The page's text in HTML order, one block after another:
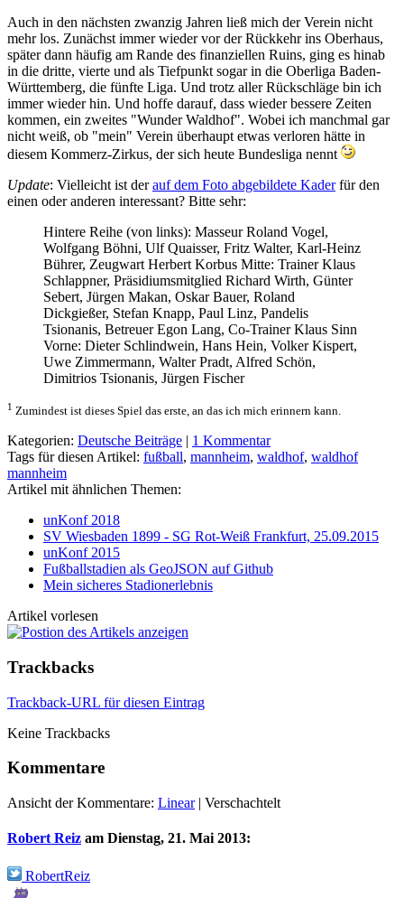
Auch in den nächsten zwanzig Jahren ließ mich der Verein nicht
mehr los. Zunächst immer wieder vor der Rückkehr ins Oberhaus,
später dann häufig am Rande des finanziellen Ruins, ging es hinab
in die dritte, vierte und als Tiefpunkt sogar in die Oberliga Baden-
Württemberg, die fünfte Liga. Und trotz aller Rückschläge bin ich
immer wieder hin. Und hoffe darauf, dass wieder bessere Zeiten
kommen, ein zweites "Wunder Waldhof". Wobei ich manchmal gar
nicht weiß, ob "mein" Verein überhaupt etwas verloren hätte in
diesem Kommerz-Zirkus, der sich heute Bundesliga nennt
Update: Vielleicht ist derauf dem Foto abgebildete Kaderfür den
einen oder anderen interessant? Bitte sehr:
Hintere Reihe (von links): Masseur Roland Vogel,
Wolfgang Böhni, Ulf Quaisser, Fritz Walter, Karl-Heinz
Bührer, Zeugwart Herbert Korbus Mitte: Trainer Klaus
Schlappner, Präsidiumsmitglied Richard Wirth, Günter
Sebert, Jürgen Makan, Oskar Bauer, Roland
Dickgießer, Stefan Knapp, Paul Linz, Pandelis
Tsionanis, Betreuer Egon Lang, Co-Trainer Klaus Sinn
Vorne: Dieter Schlindwein, Hans Hein, Volker Kispert,
Uwe Zimmermann, Walter Pradt, Alfred Schön,
Dimitrios Tsionanis, Jürgen Fischer
1 Zumindest ist dieses Spiel das erste, an das ich mich erinnern kann.
Kategorien: Deutsche Beiträge | 1 Kommentar
Tags für diesen Artikel: fußball, mannheim, waldhof, waldhof
mannheim
Artikel mit ähnlichen Themen:
unKonf 2018
SV Wiesbaden 1899 - SG Rot-Weiß Frankfurt, 25.09.2015
unKonf 2015
Fußballstadien als GeoJSON auf Github
Mein sicheres Stadionerlebnis
Artikel vorlesen
Trackbacks
Trackback-URL für diesen Eintrag
Keine Trackbacks
Kommentare
Ansicht der Kommentare: Linear| Verschachtelt
Robert Reiz am Dienstag, 21. Mai 2013:
RobertReiz